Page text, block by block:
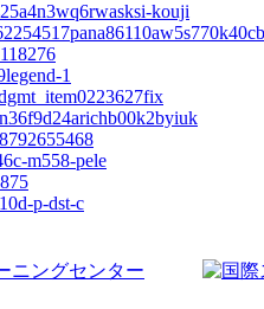
kouji
1
m558-pele
p-dst-c